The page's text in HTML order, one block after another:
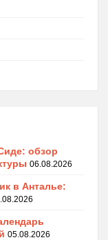
обзор
06.08.2026
в Анталье:
05.08.2026